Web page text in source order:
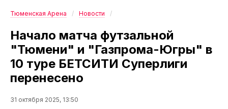
Тюменская Арена Новости
Начало матча футзальной
"Тюмени" и "Газпрома-Югры" в
10 туре БЕТСИТИ Суперлиги
перенесено
31 октября 2025, 13:50